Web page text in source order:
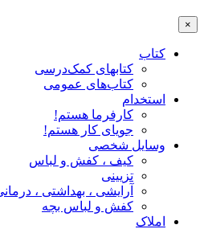
×
کتاب
کتابهای کمک‌درسی
کتاب‌های عمومی
استخدام
کارفرما هستم!
جویای کار هستم!
وسایل شخصی
کیف ، کفش و لباس
تزیینی
آرایشی ، بهداشتی ، درمانی
کفش و لباس بچه
املاک